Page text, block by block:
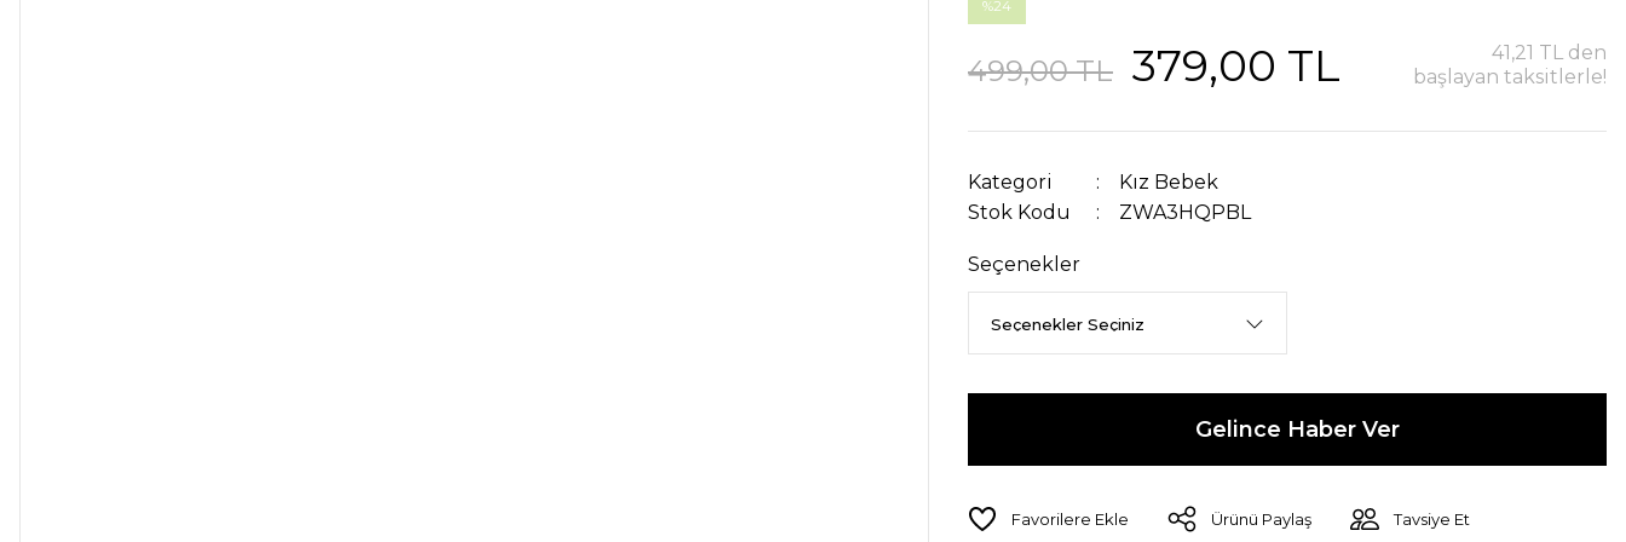
%24
499,00 TL 379,00 TL
41,21 TL den
başlayan taksitlerle!
Kategori
Kız Bebek
Stok Kodu
ZWA3HQPBL
Seçenekler
Gelince Haber Ver
Ürünü Paylaş Tavsiye Et